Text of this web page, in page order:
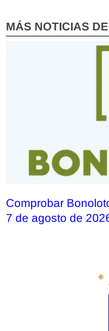
MÁS NOTICIAS
Comprobar
7 de agosto de